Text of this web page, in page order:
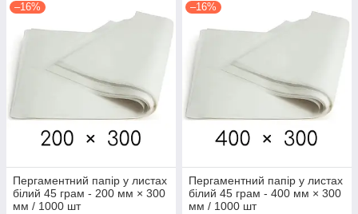
–16%
Пергаментний папір у листах
білий 45 грам - 200 мм × 300
мм / 1000 шт
–16%
Пергаментний папір у листах
білий 45 грам - 400 мм × 300
мм / 1000 шт